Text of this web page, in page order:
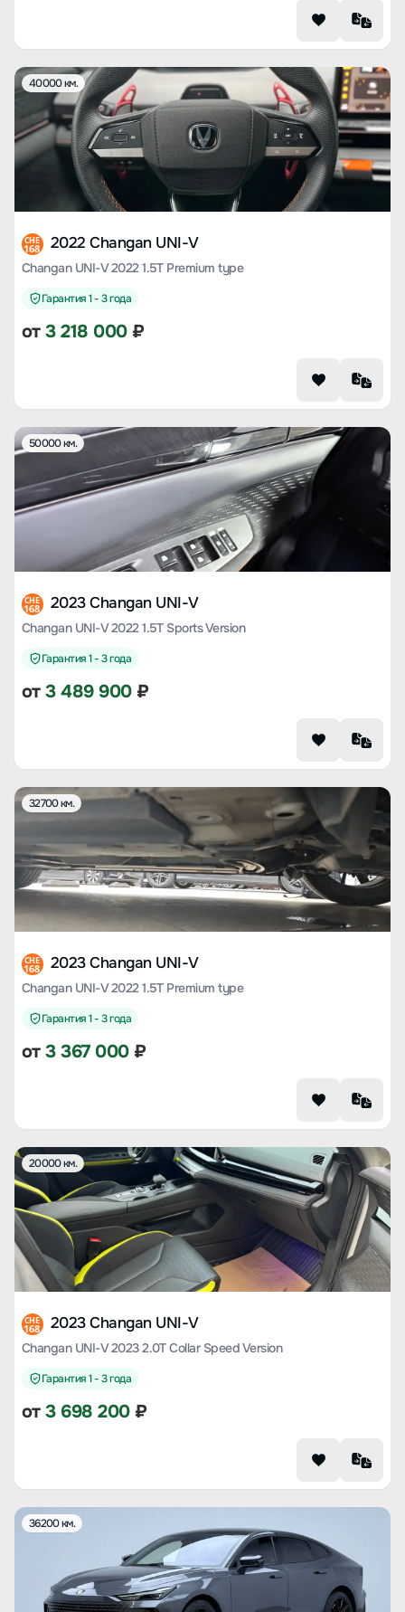
40000 км.
CHE
168 2022 Changan UNI-V
Changan UNI-V 2022 1.5T Premium type
Гарантия 1 - 3 года
от3 218 000₽
50000 км.
CHE
168 2023 Changan UNI-V
Changan UNI-V 2022 1.5T Sports Version
Гарантия 1 - 3 года
от3 489 900₽
32700 км.
CHE
168 2023 Changan UNI-V
Changan UNI-V 2022 1.5T Premium type
Гарантия 1 - 3 года
от3 367 000₽
20000 км.
CHE
168 2023 Changan UNI-V
Changan UNI-V 2023 2.0T Collar Speed Version
Гарантия 1 - 3 года
от3 698 200₽
36200 км.